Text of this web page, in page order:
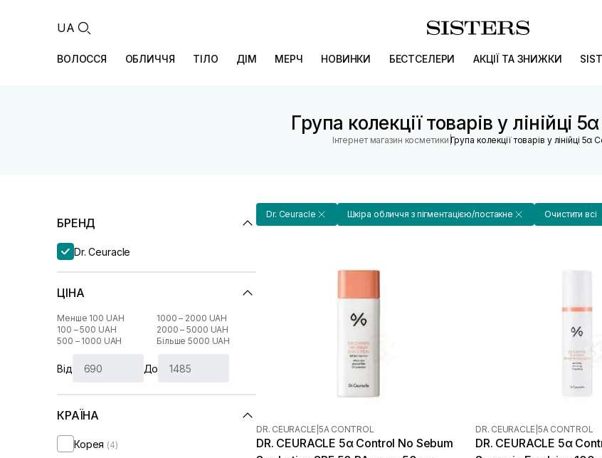
UA
ВОЛОССЯ ОБЛИЧЧЯ ТІЛО ДІМ МЕРЧ НОВИНКИ БЕСТСЕЛЕРИ АКЦІЇ ТА ЗНИЖКИ
Група колекції товарів у лінійці
Інтернет магазин косметики |Група колекції товарів у лінійці 5α
БРЕНД
Dr. Ceuracle
ЦІНА
Менше 100 UAH
100 – 500 UAH
500 – 1000 UAH
1000 – 2000 UAH
2000 – 5000 UAH
Більше 5000 UAH
Від До
КРАЇНА
Корея (4)
Dr. Ceuracle Шкіра обличчя з пігментацією/постакне Очистити всі
DR. CEURACLE 5Α CONTROL
DR. CEURACLE 5α Control No Sebum
DR. CEURACLE 5Α CONTROL
DR. CEURACLE 5α